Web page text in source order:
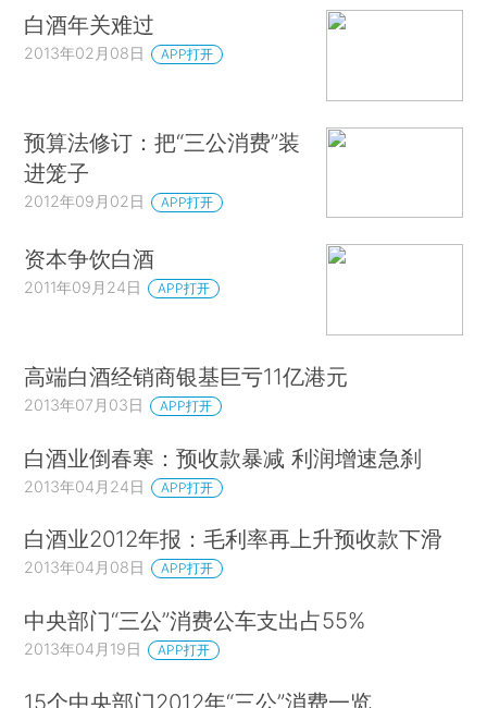
白酒年关难过
2013年02月08日 APP打开
预算法修订：把“三公消费”装
进笼子
2012年09月02日 APP打开
资本争饮白酒
2011年09月24日 APP打开
高端白酒经销商银基巨亏11亿港元
2013年07月03日 APP打开
白酒业倒春寒：预收款暴减 利润增速急刹
2013年04月24日 APP打开
白酒业2012年报：毛利率再上升预收款下滑
2013年04月08日 APP打开
中央部门“三公”消费公车支出占55%
2013年04月19日 APP打开
15个中央部门2012年“三公”消费一览